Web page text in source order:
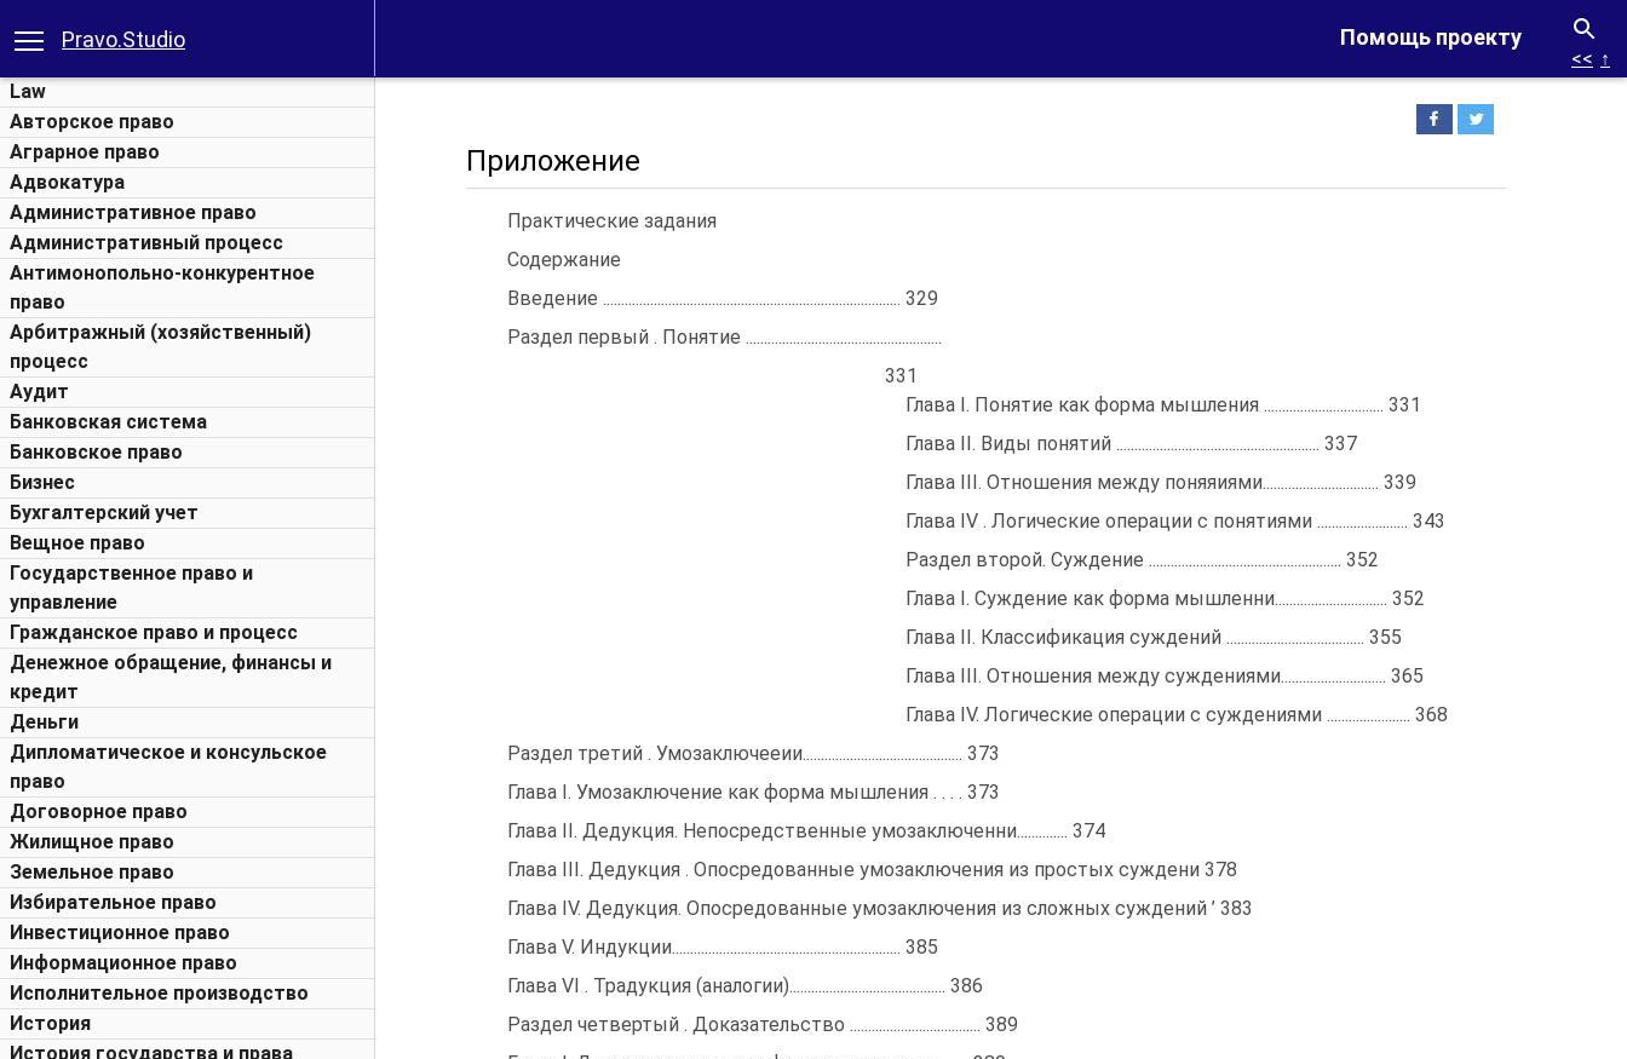
Помощь проекту
Pravo.Studio
Law
Авторское право
Аграрное право
Адвокатура
Административное право
Административный процесс
Антимонопольно-конкурентное
право
Арбитражный (хозяйственный)
процесс
Аудит
Банковская система
Банковское право
Бизнес
Бухгалтерский учет
Вещное право
Государственное право и
управление
Гражданское право и процесс
Денежное обращение, финансы и
кредит
Деньги
Дипломатическое и консульское
право
Договорное право
Жилищное право
Земельное право
Избирательное право
Инвестиционное право
Информационное право
Исполнительное производство
История
История государства и права
<< ↑
Приложение
Практические задания
Содержание
Введение .................................................................................. 329
Раздел первый . Понятие ......................................................
331
Глава I. Понятие как форма мышления ................................. 331
Глава II. Виды понятий ........................................................ 337
Глава III. Отношения между поняяиями................................ 339
Глава IV . Логические операции с понятиями ......................... 343
Раздел второй. Суждение ..................................................... 352
Глава I. Суждение как форма мышленни............................... 352
Глава II. Классификация суждений ...................................... 355
Глава III. Отношения между суждeниями............................. 365
Глава IV. Логические операции с суждениями ....................... 368
Раздел третий . Умозаключееии............................................ 373
Глава I. Умозаключение как форма мышления . . . . 373
Глава II. Дедукция. Непосредственные умозаключенни.............. 374
Глава III. Дедукция . Опосредованные умозаключения из простых суждени 378
Глава IV. Дедукция. Опосредованные умозаключения из сложных суждений ’ 383
Глава V. Индукции............................................................... 385
Глава VI . Традукция (аналогии)........................................... 386
Раздел четвертый . Доказательство .................................... 389